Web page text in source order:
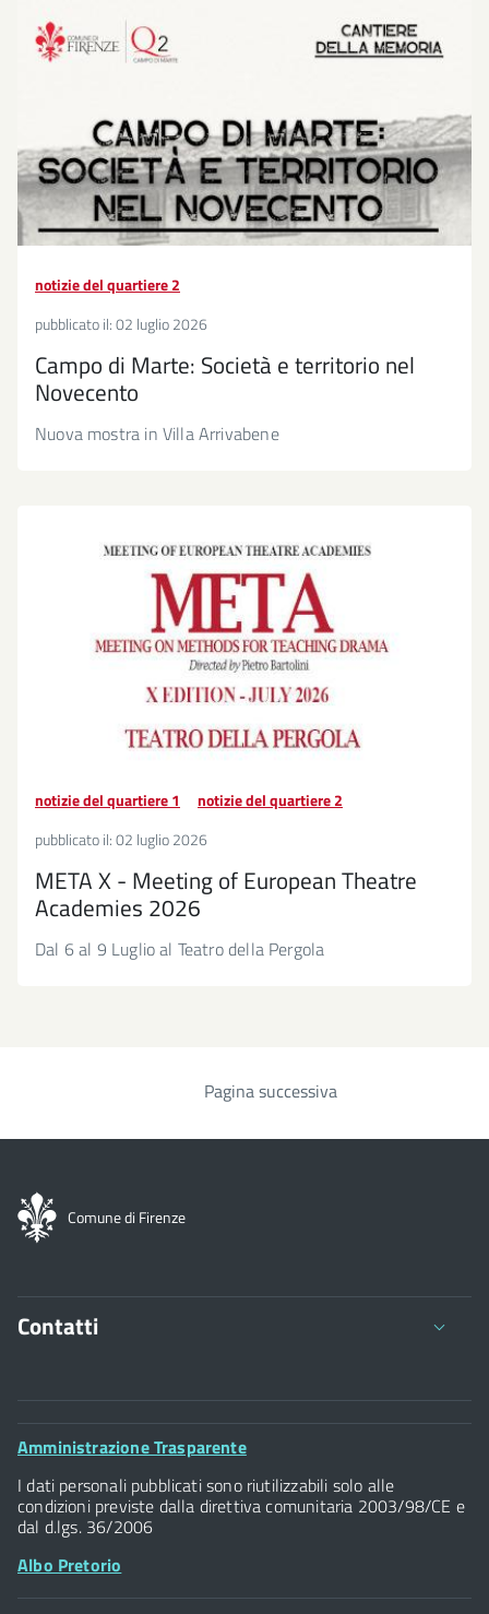
notizie del quartiere 2
pubblicato il:02 luglio 2026
Campo di Marte: Società e territorio nel
Novecento
Nuova mostra in Villa Arrivabene
notizie del quartiere 1
notizie del quartiere 2
pubblicato il:02 luglio 2026
META X - Meeting of European Theatre
Academies 2026
Dal 6 al 9 Luglio al Teatro della Pergola
Pagina successiva
Comune di Firenze
Contatti
Comune di Firenze
Palazzo Vecchio
Piazza della Signoria - 50122, Firenze
P.IVA 01307110484
Footer
Amministrazione Trasparente
I dati personali pubblicati sono riutilizzabili solo alle
condizioni previste dalla direttiva comunitaria 2003/98/CE e
dal d.lgs. 36/2006
Albo Pretorio